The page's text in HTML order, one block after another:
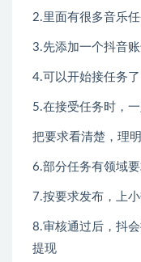
2.里面有很多音乐
3.先添加一个抖音
4.可以开始接任务了
5.在接受任务时，
把要求看清楚，理明
6.部分任务有领域
7.按要求发布，上
8.审核通过后，抖
提现